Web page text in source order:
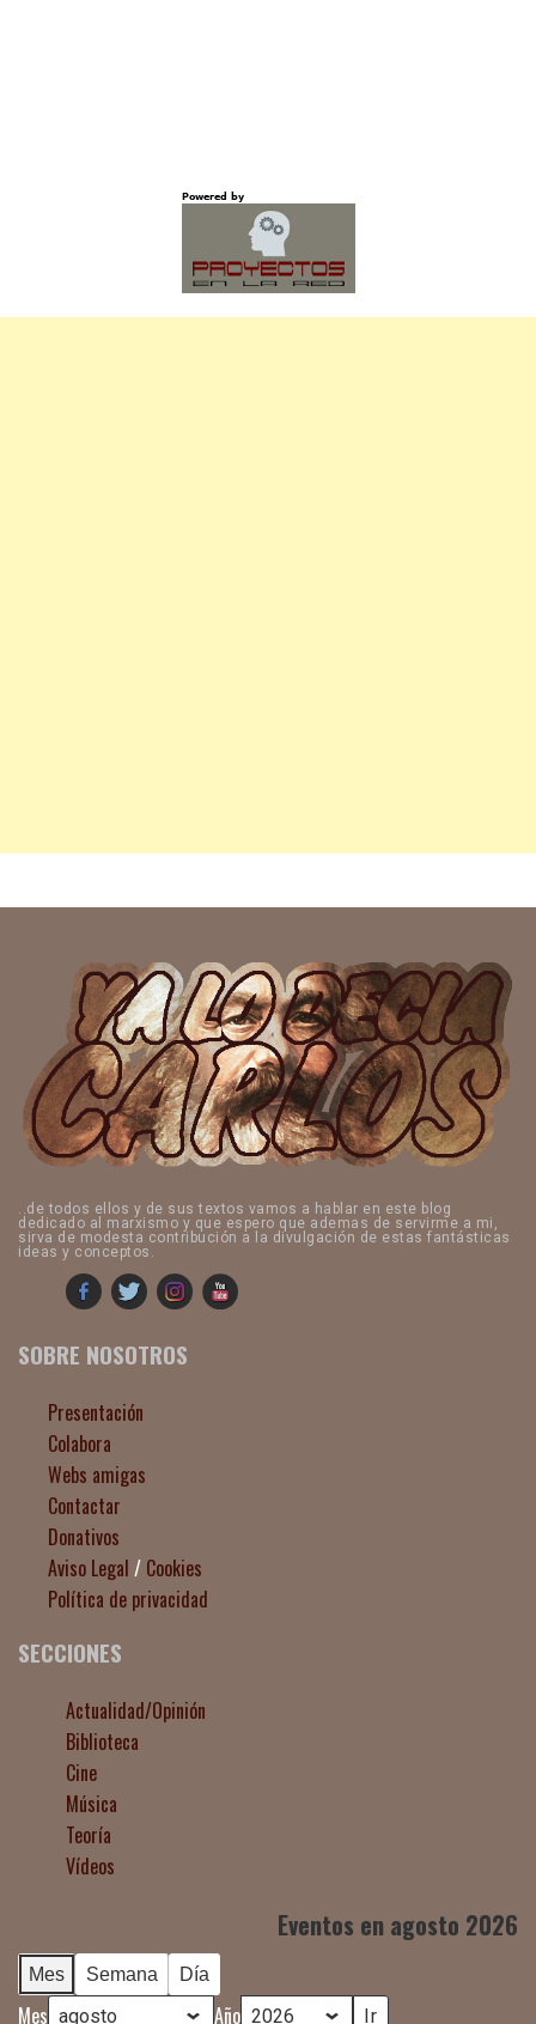
..de todos ellos y de sus textos vamos a hablar en este blog
dedicado al marxismo y que espero que ademas de servirme a mi,
sirva de modesta contribución a la divulgación de estas fantásticas
ideas y conceptos.
SOBRE NOSOTROS
Presentación
Colabora
Webs amigas
Contactar
Donativos
Aviso Legal / Cookies
Política de privacidad
SECCIONES
Actualidad/Opinión
Biblioteca
Cine
Música
Teoría
Vídeos
Eventos en agosto 2026
Mes Semana Día
Mes Año